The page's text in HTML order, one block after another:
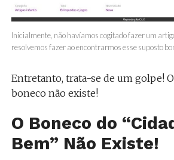
Inicialmente, não havíamos cogitado fazer um
resolvemos fazer ao encontrarmos esse suposto
Entretanto, trata-se de um golpe!
boneco não existe!
O Boneco do
Bem” Não Existe!